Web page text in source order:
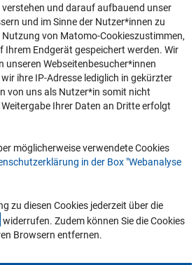
Menschen mit Behinderungen
der DFG direkt in Ihr Mailpostfach oder
verstehen und darauf aufbauend unser
und im Sinne der Nutzer*innen zu
Nutzung von Matomo-Cookieszustimmen,
Ihrem Endgerät gespeichert werden. Wir
unseren Webseitenbesucher*innen
ihre IP-Adresse lediglich in gekürzter
von uns als Nutzer*in somit nicht
Ihrer Daten an Dritte erfolgt
möglicherweise verwendete Cookies
in der Box "Webanalyse
zu diesen Cookies jederzeit über die
(interner Link)
widerrufen. Zudem können Sie die Cookies
Browsern entfernen.